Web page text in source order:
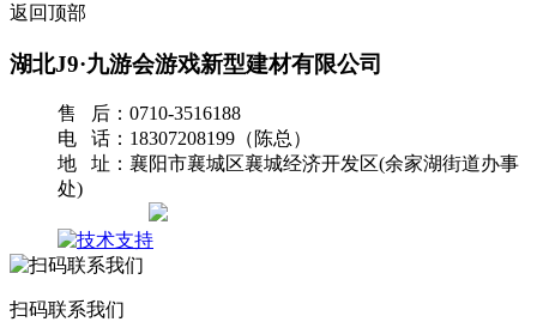
返回顶部
湖北J9·九游会游戏新型建材有限公司
售 后：0710-3516188
电 话：18307208199（陈总）
地 址：襄阳市襄城区襄城经济开发区(余家湖街道办事
处)
扫码联系我们